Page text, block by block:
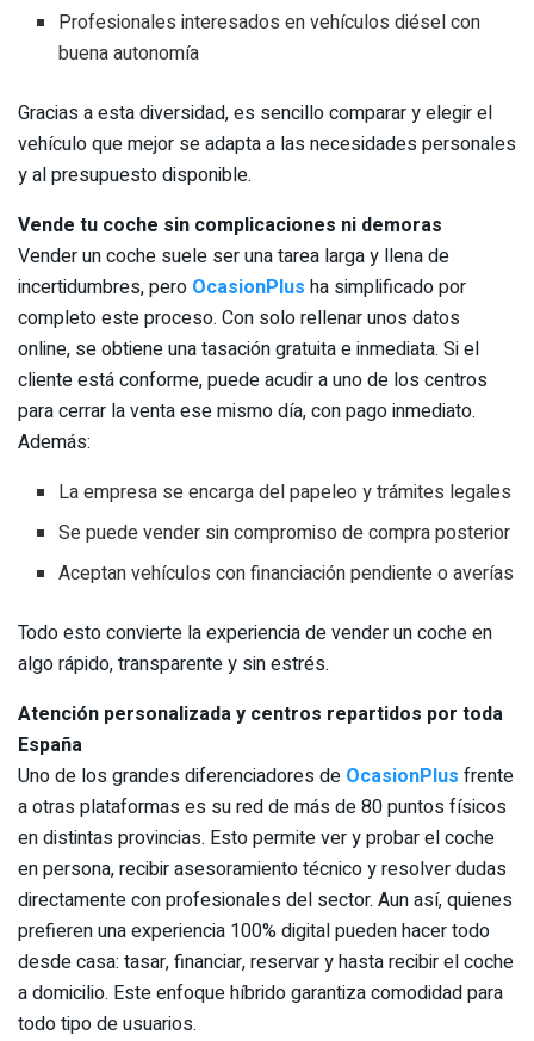
Profesionales interesados en vehículos diésel con
buena autonomía
Gracias a esta diversidad, es sencillo comparar y elegir el
vehículo que mejor se adapta a las necesidades personales
y al presupuesto disponible.
Vende tu coche sin complicaciones ni demoras
Vender un coche suele ser una tarea larga y llena de
incertidumbres, pero OcasionPlus ha simplificado por
completo este proceso. Con solo rellenar unos datos
online, se obtiene una tasación gratuita e inmediata. Si el
cliente está conforme, puede acudir a uno de los centros
para cerrar la venta ese mismo día, con pago inmediato.
Además:
La empresa se encarga del papeleo y trámites legales
Se puede vender sin compromiso de compra posterior
Aceptan vehículos con financiación pendiente o averías
Todo esto convierte la experiencia de vender un coche en
algo rápido, transparente y sin estrés.
Atención personalizada y centros repartidos por toda
España
Uno de los grandes diferenciadores de OcasionPlus frente
a otras plataformas es su red de más de 80 puntos físicos
en distintas provincias. Esto permite ver y probar el coche
en persona, recibir asesoramiento técnico y resolver dudas
directamente con profesionales del sector. Aun así, quienes
prefieren una experiencia 100% digital pueden hacer todo
desde casa: tasar, financiar, reservar y hasta recibir el coche
a domicilio. Este enfoque híbrido garantiza comodidad para
todo tipo de usuarios.